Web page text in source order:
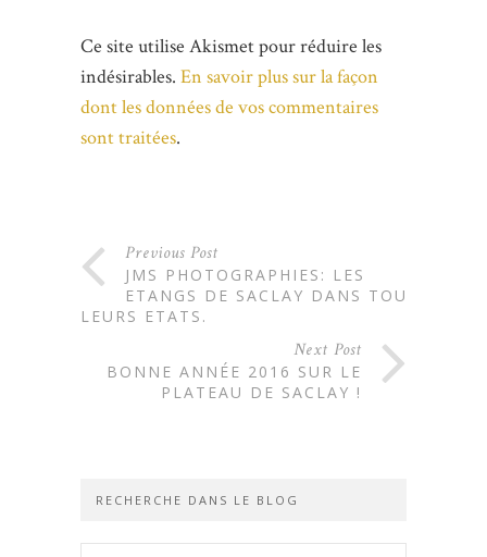
Ce site utilise Akismet pour réduire les
indésirables. En savoir plus sur la façon
dont les données de vos commentaires
sont traitées.
Previous Post
JMS PHOTOGRAPHIES: LES
ETANGS DE SACLAY DANS TOUS
LEURS ETATS.
Next Post
BONNE ANNÉE 2016 SUR LE
PLATEAU DE SACLAY !
RECHERCHE DANS LE BLOG